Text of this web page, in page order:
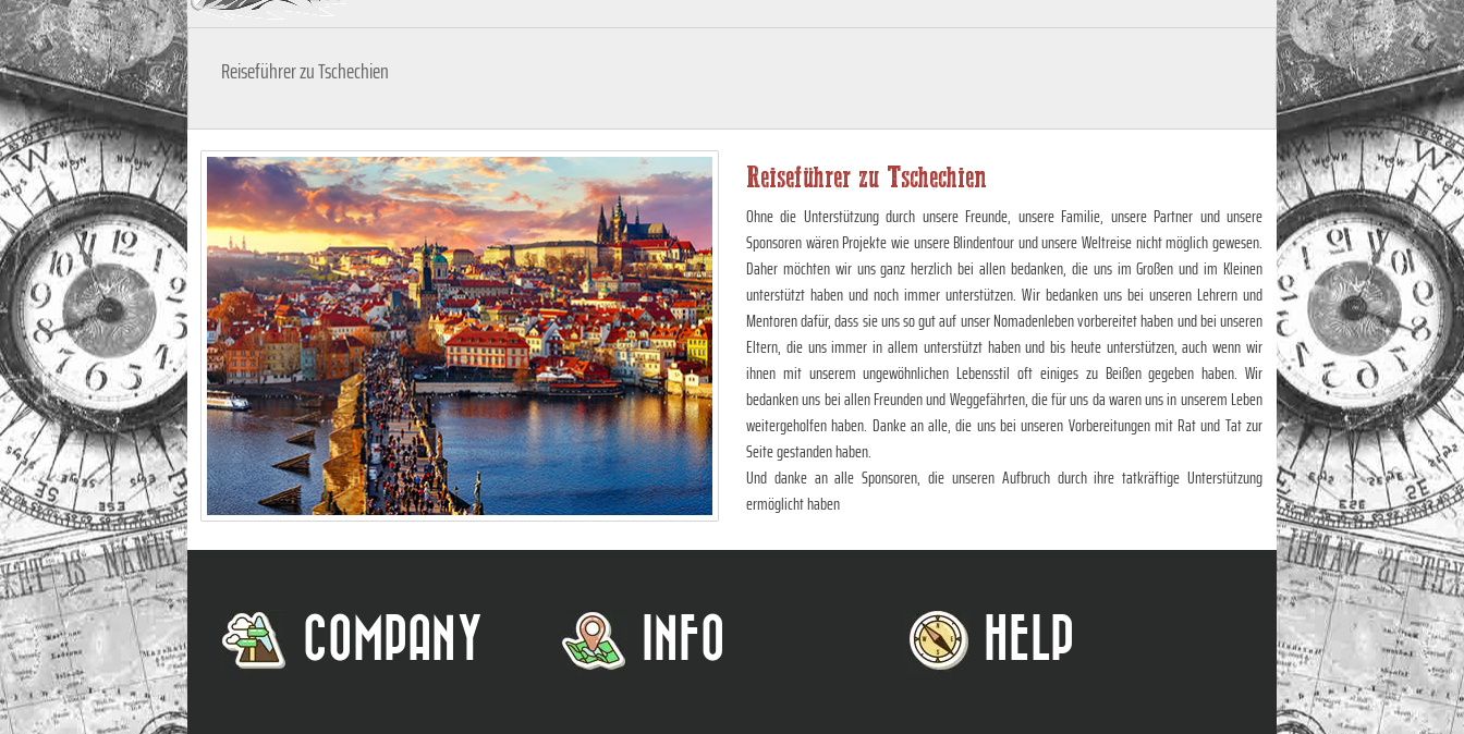
Reiseführer zu Tschechien
Reiseführer zu Tschechien
Ohne die Unterstützung durch unsere Freunde, unsere Familie, unsere Partner und unsere
Sponsoren wären Projekte wie unsere Blindentour und unsere Weltreise nicht möglich gewesen.
Daher möchten wir uns ganz herzlich bei allen bedanken, die uns im Großen und im Kleinen
unterstützt haben und noch immer unterstützen. Wir bedanken uns bei unseren Lehrern und
Mentoren dafür, dass sie uns so gut auf unser Nomadenleben vorbereitet haben und bei unseren
Eltern, die uns immer in allem unterstützt haben und bis heute unterstützen, auch wenn wir
ihnen mit unserem ungewöhnlichen Lebensstil oft einiges zu Beißen gegeben haben. Wir
bedanken uns bei allen Freunden und Weggefährten, die für uns da waren uns in unserem Leben
weitergeholfen haben. Danke an alle, die uns bei unseren Vorbereitungen mit Rat und Tat zur
Seite gestanden haben.
Und danke an alle Sponsoren, die unseren Aufbruch durch ihre tatkräftige Unterstützung
ermöglicht haben
COMPANY INFO HELP